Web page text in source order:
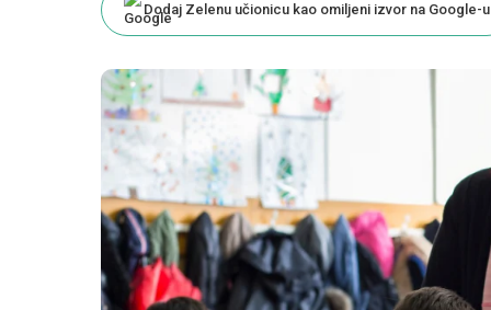
Dodaj Zelenu učionicu kao omiljeni izvor na Google-u